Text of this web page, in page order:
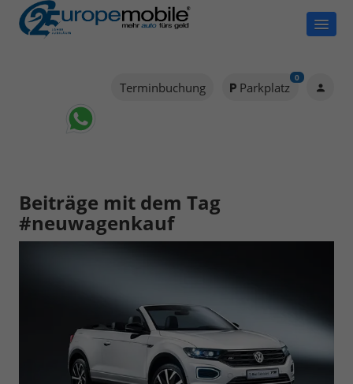
Terminbuchung Parkplatz
0
Beiträge mit dem Tag
#neuwagenkauf